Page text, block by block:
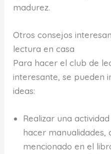
madurez.
Otros consejos
lectura en casa
Para hacer el club de
interesante, se pueden
ideas:
Realizar una
hacer manualidades,
mencionado en el